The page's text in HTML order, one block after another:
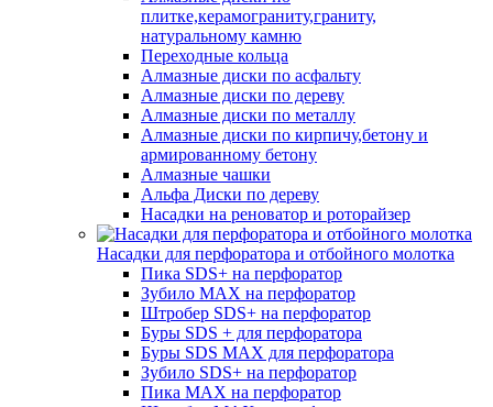
плитке,керамограниту,граниту,
натуральному камню
Переходные кольца
Алмазные диски по асфальту
Алмазные диски по дереву
Алмазные диски по металлу
Алмазные диски по кирпичу,бетону и
армированному бетону
Алмазные чашки
Альфа Диски по дереву
Насадки на реноватор и роторайзер
Насадки для перфоратора и отбойного молотка
Пика SDS+ на перфоратор
Зубило MAX на перфоратор
Штробер SDS+ на перфоратор
Буры SDS + для перфоратора
Буры SDS MAX для перфоратора
Зубило SDS+ на перфоратор
Пика MAX на перфоратор